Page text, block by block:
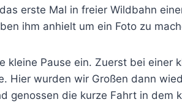
erste Mal in freier Wildbahn
ihm anhielt um ein Foto zu
kleine Pause ein. Zuerst bei einer
Hier wurden wir Großen dann
genossen die kurze Fahrt in dem